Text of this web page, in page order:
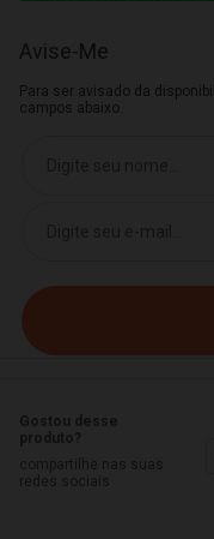
Avise-Me
Para ser avisado da
campos abaixo.